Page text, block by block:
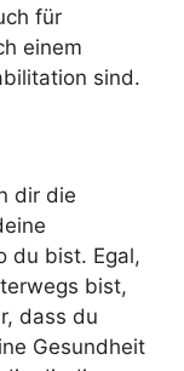
für
einem
sind.
dir die
du bist. Egal,
bist,
dass du
Gesundheit